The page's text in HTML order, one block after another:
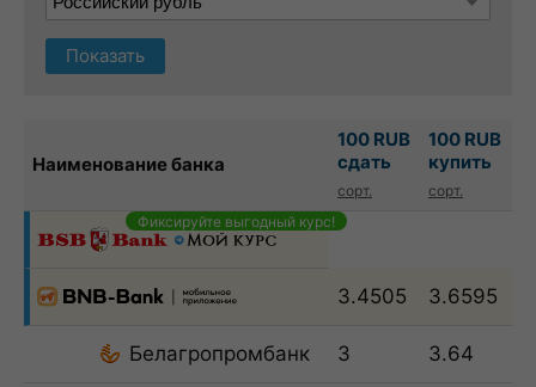
Показать
Наименование банка
100 RUB
сдать
сорт.
100 RUB
купить
сорт.
Фиксируйте выгодный курс!
3.4505 3.6595
Белагропромбанк 3 3.64